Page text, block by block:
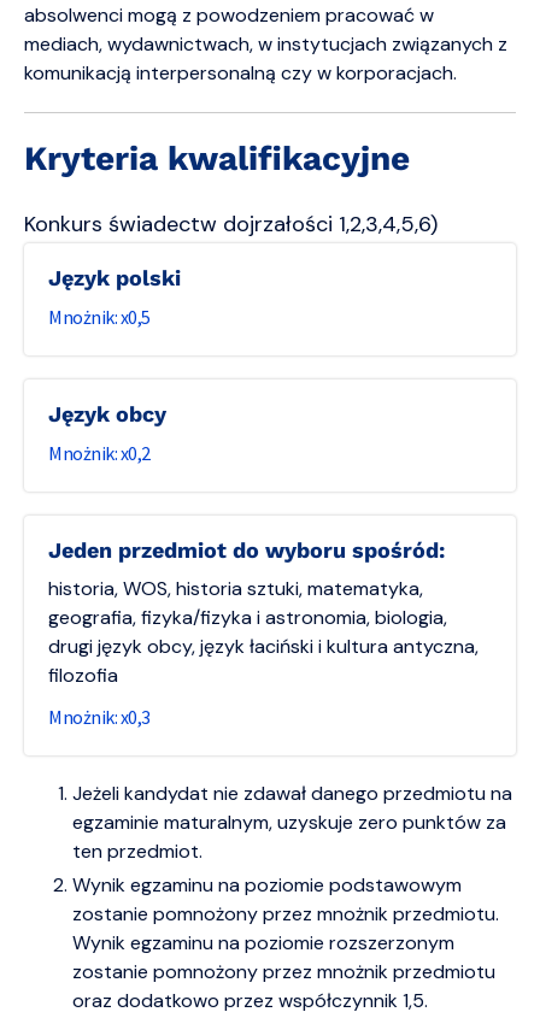
absolwenci mogą z powodzeniem pracować w
mediach, wydawnictwach, w instytucjach związanych z
komunikacją interpersonalną czy w korporacjach.
Kryteria kwalifikacyjne
Konkurs świadectw dojrzałości 1,2,3,4,5,6)
Język polski
0,5
Język obcy
0,2
Jeden przedmiot do wyboru spośród:
historia, WOS, historia sztuki, matematyka,
geografia, fizyka/fizyka i astronomia, biologia,
drugi język obcy, język łaciński i kultura antyczna,
filozofia
0,3
Jeżeli kandydat nie zdawał danego przedmiotu na
egzaminie maturalnym, uzyskuje zero punktów za
ten przedmiot.
Wynik egzaminu na poziomie podstawowym
zostanie pomnożony przez mnożnik przedmiotu.
Wynik egzaminu na poziomie rozszerzonym
zostanie pomnożony przez mnożnik przedmiotu
oraz dodatkowo przez współczynnik 1,5.